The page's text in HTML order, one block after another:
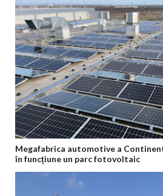
Megafabrica automotive a
în funcțiune un parc fotovoltaic